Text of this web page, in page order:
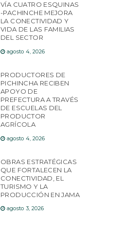
VÍA CUATRO ESQUINAS
-PACHINCHE MEJORA
LA CONECTIVIDAD Y
VIDA DE LAS FAMILIAS
DEL SECTOR
agosto 4, 2026
PRODUCTORES DE
PICHINCHA RECIBEN
APOYO DE
PREFECTURA A TRAVÉS
DE ESCUELAS DEL
PRODUCTOR
AGRÍCOLA
agosto 4, 2026
OBRAS ESTRATÉGICAS
QUE FORTALECEN LA
CONECTIVIDAD, EL
TURISMO Y LA
PRODUCCIÓN EN JAMA
agosto 3, 2026